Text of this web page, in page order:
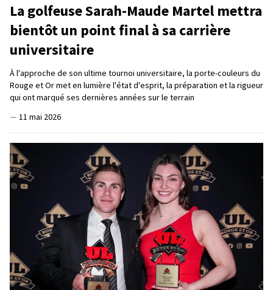
La golfeuse Sarah-Maude Martel mettra
bientôt un point final à sa carrière
universitaire
À l'approche de son ultime tournoi universitaire, la porte-couleurs du
Rouge et Or met en lumière l'état d'esprit, la préparation et la rigueur
qui ont marqué ses dernières années sur le terrain
— 11 mai 2026